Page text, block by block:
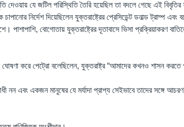
দেওয়ায় যে জটিল পরিস্থিতি তৈরি হয়েছিল তা বদলে গেছে এই
নির্দেশ দিয়েছিলেন যুক্তরাষ্ট্রের প্রেসিডেন্ট ডনাল্ড ট্রাম্প এবং
পাশাপাশি, বোগোতায় যুক্তরাষ্ট্রের দূতাবাসে ভিসা প্রক্রিয়াকরণ
করে পেট্রো বলেছিলেন, যুক্তরাষ্ট্র “আমাদের কখনও শাসন করতে
এবং একজন মানুষের যে মর্যাদা প্রাপ্য সেইভাবে তাদের সঙ্গে